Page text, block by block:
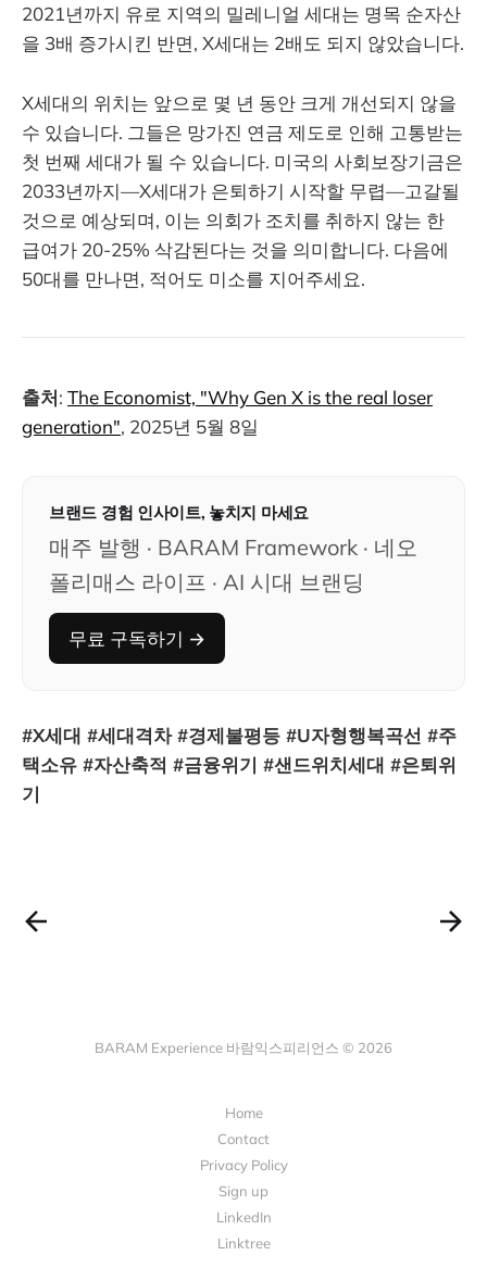
2021년까지 유로 지역의 밀레니얼 세대는 명목 순자산
을 3배 증가시킨 반면, X세대는 2배도 되지 않았습니다.
X세대의 위치는 앞으로 몇 년 동안 크게 개선되지 않을
수 있습니다. 그들은 망가진 연금 제도로 인해 고통받는
첫 번째 세대가 될 수 있습니다. 미국의 사회보장기금은
2033년까지—X세대가 은퇴하기 시작할 무렵—고갈될
것으로 예상되며, 이는 의회가 조치를 취하지 않는 한
급여가 20-25% 삭감된다는 것을 의미합니다. 다음에
50대를 만나면, 적어도 미소를 지어주세요.
출처: The Economist, "Why Gen X is the real loser
generation", 2025년 5월 8일
브랜드 경험 인사이트, 놓치지 마세요
매주 발행 · BARAM Framework · 네오
폴리매스 라이프 · AI 시대 브랜딩
무료 구독하기 →
#X세대 #세대격차 #경제불평등 #U자형행복곡선 #주
택소유 #자산축적 #금융위기 #샌드위치세대 #은퇴위
기
BARAM Experience 바람익스피리언스 © 2026
Home
Contact
Privacy Policy
Sign up
LinkedIn
Linktree